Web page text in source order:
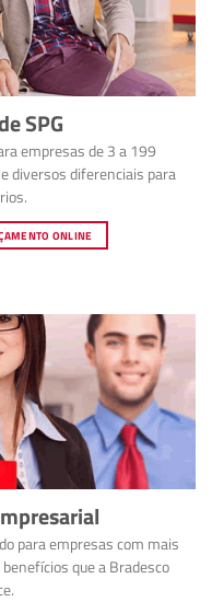
SPG
empresas de 3 a 199
diversos diferenciais para
ONLINE
para empresas com mais
que a Bradesco